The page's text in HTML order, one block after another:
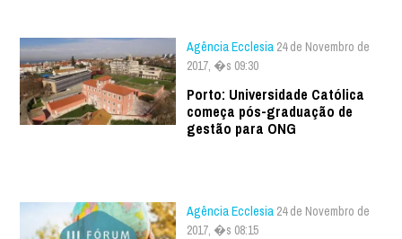
Agência Ecclesia 24 de Novembro de
2017, �s 09:30
Porto: Universidade Católica
começa pós-graduação de
gestão para ONG
Agência Ecclesia 24 de Novembro de
2017, �s 08:15